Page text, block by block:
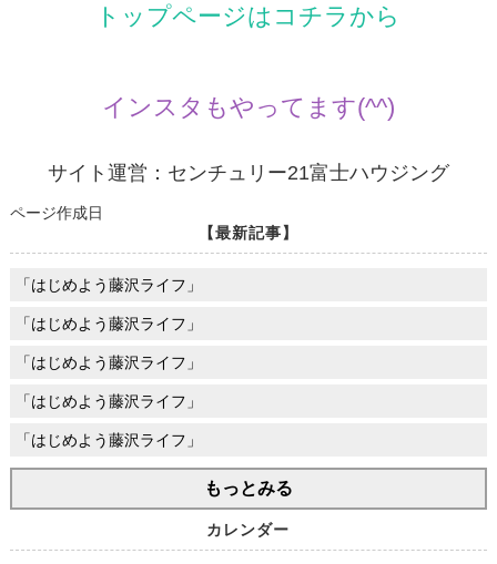
トップページはコチラから
インスタもやってます(^^)
サイト運営：センチュリー21富士ハウジング
ページ作成日
【最新記事】
「はじめよう藤沢ライフ」
「はじめよう藤沢ライフ」
「はじめよう藤沢ライフ」
「はじめよう藤沢ライフ」
「はじめよう藤沢ライフ」
もっとみる
カレンダー